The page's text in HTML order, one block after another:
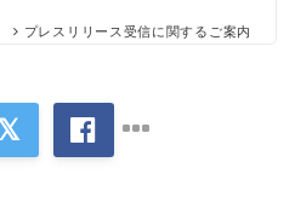
プレスリリース受信に関するご案内